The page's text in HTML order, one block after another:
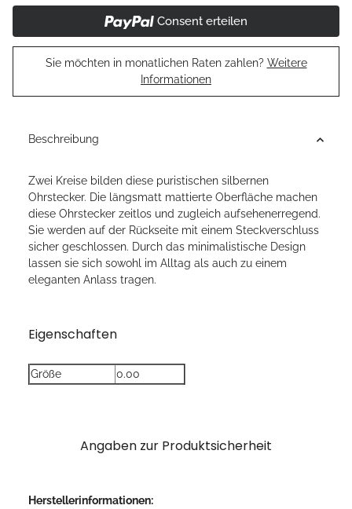
Consent erteilen
Sie möchten in monatlichen Raten zahlen? Weitere
Informationen
Beschreibung
Zwei Kreise bilden diese puristischen silbernen
Ohrstecker. Die längsmatt mattierte Oberfläche machen
diese Ohrstecker zeitlos und zugleich aufsehenerregend.
Sie werden auf der Rückseite mit einem Steckverschluss
sicher geschlossen. Durch das minimalistische Design
lassen sie sich sowohl im Alltag als auch zu einem
eleganten Anlass tragen.
Eigenschaften
Größe 0.00
Angaben zur Produktsicherheit
Herstellerinformationen: